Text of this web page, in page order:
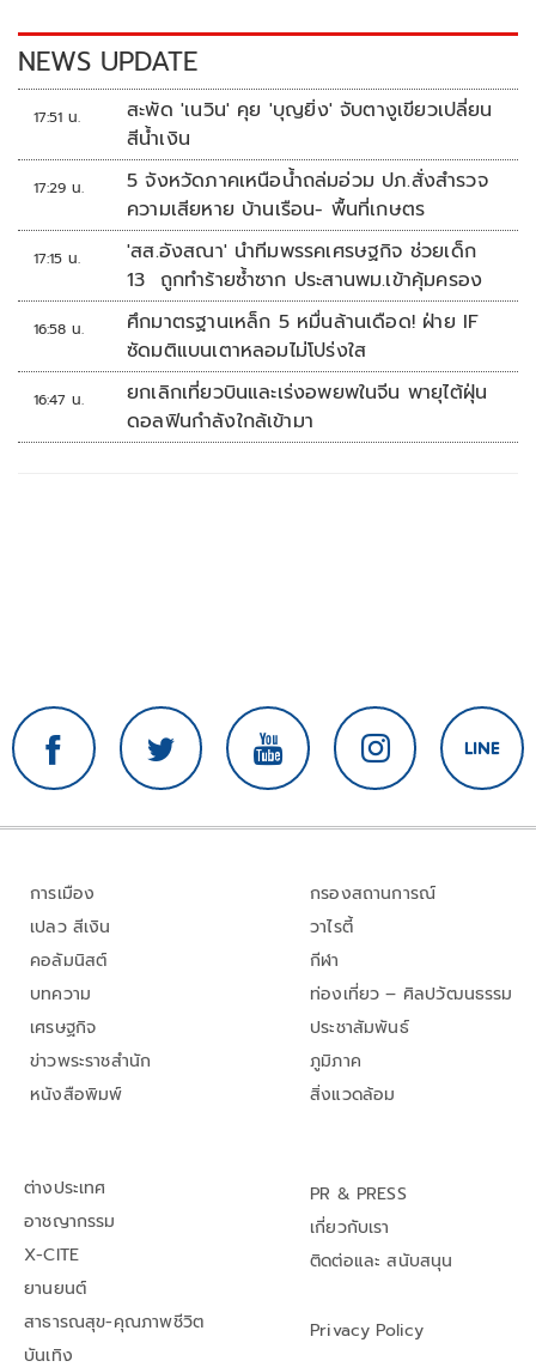
k k
NEWS UPDATE
17:51 น.
สะพัด 'เนวิน' คุย 'บุญยิ่ง' จับตางูเขียวเปลี่ยน
สีน้ำเงิน
17:29 น.
5 จังหวัดภาคเหนือน้ำถล่มอ่วม ปภ.สั่งสำรวจ
ความเสียหาย บ้านเรือน- พื้นที่เกษตร
17:15 น.
'สส.อังสณา' นำทีมพรรคเศรษฐกิจ ช่วยเด็ก
13 ถูกทำร้ายซ้ำซาก ประสานพม.เข้าคุ้มครอง
16:58 น.
ศึกมาตรฐานเหล็ก 5 หมื่นล้านเดือด! ฝ่าย IF
ซัดมติแบนเตาหลอมไม่โปร่งใส
16:47 น.
ยกเลิกเที่ยวบินและเร่งอพยพในจีน พายุไต้ฝุ่น
ดอลฟินกำลังใกล้เข้ามา
การเมือง
เปลว สีเงิน
คอลัมนิสต์
บทความ
เศรษฐกิจ
ข่าวพระราชสำนัก
หนังสือพิมพ์
กรองสถานการณ์
วาไรตี้
กีฬา
ท่องเที่ยว – ศิลปวัฒนธรรม
ประชาสัมพันธ์
ภูมิภาค
สิ่งแวดล้อม
ต่างประเทศ
อาชญากรรม
X-CITE
ยานยนต์
สาธารณสุข-คุณภาพชีวิต
บันเทิง
PR & PRESS
เกี่ยวกับเรา
ติดต่อและ สนับสนุน
Privacy Policy